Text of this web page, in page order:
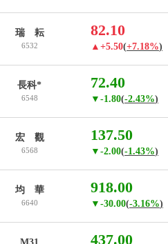
瑞 耘
6532
82.10
▲+5.50(+7.18%)
長科*
6548
72.40
▼-1.80(-2.43%)
宏 觀
6568
137.50
▼-2.00(-1.43%)
均 華
6640
918.00
▼-30.00(-3.16%)
437.00